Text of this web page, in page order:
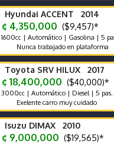
Hyundai ACCENT 2014
¢ 4,350,000 ($9,457)*
1600cc | Automático | Gasolina | 5
Nunca trabajado en plataforma
Toyota SRV HILUX 2017
¢ 18,400,000 ($40,000)*
3000cc | Automático | Diesel | 5 pas.
Exelente carro muy cuidado
Isuzu DIMAX 2010
¢ 9,000,000 ($19,565)*